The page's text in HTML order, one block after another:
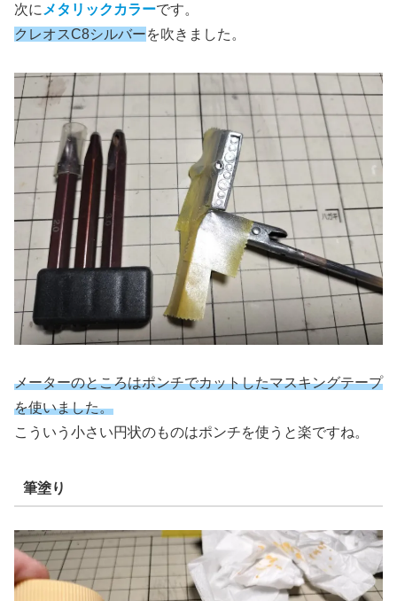
次に メタリックカラーです。
クレオスC8シルバーを吹きました。
メーターのところはポンチでカットしたマスキングテープ
を使いました。
こういう小さい円状のものはポンチを使うと楽ですね。
筆塗り